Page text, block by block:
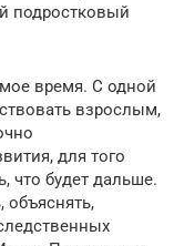
подростковый
время. С одной
взрослым,
для того
что будет дальше.
объяснять,